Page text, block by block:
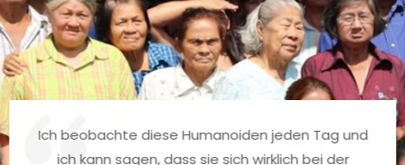
Ich beobachte diese Humanoiden jeden Tag und
ich kann sagen, dass sie sich wirklich bei der